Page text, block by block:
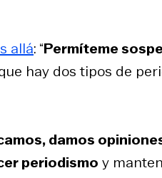
allá: “Permíteme
hay dos tipos de
damos
periodismo y